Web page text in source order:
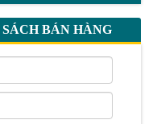
BÁN HÀNG